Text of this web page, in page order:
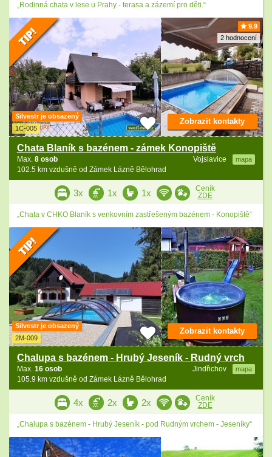
„Rodinná chata v lese u Prahy - terasa a zázemí pro děti.“
9.9
2 hodnocení
Silvestr je obsazený
1C-005
Chata Blaník s bazénem - zámek Konopiště
Vojslavice mapa
Max. 8 osob
102.5 km vzdušně od Zámek Lázně Bělohrad
Zobrazit kontakty
3x 1x 1x
Ceník
ZDE
„Chata v CHKO Blaník s venkovním zastřešeným bazénem - Konopiště“
Silvestr je obsazený
2M-009
Chalupa s bazénem - Hrubý Jeseník - Rudný vrch
Jindřichov mapa
Max. 16 osob
105.9 km vzdušně od Zámek Lázně Bělohrad
Zobrazit kontakty
4x 2x 2x
Ceník
ZDE
„Chalupa s bazénem - Hrubý Jeseník - pod Rudným vrchem - Jeseníky“